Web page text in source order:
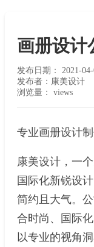
画册设计
发布日期： 2021-
发布者：康美设计
浏览量： views
专业画册设计
康美设计，一
国际化新锐设
简约且大气。
合时尚、国际
以专业的视角